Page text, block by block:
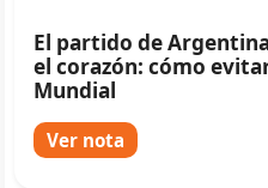
El partido de
el corazón: cómo
Mundial
Ver nota